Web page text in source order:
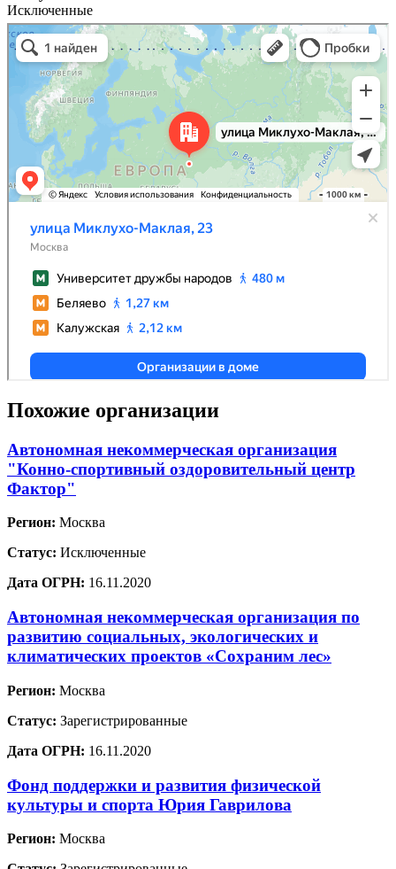
Исключенные
Похожие организации
Автономная некоммерческая организация
"Конно-спортивный оздоровительный центр
Фактор"
Регион: Москва
Статус: Исключенные
Дата ОГРН: 16.11.2020
Автономная некоммерческая организация по
развитию социальных, экологических и
климатических проектов «Сохраним лес»
Регион: Москва
Статус: Зарегистрированные
Дата ОГРН: 16.11.2020
Фонд поддержки и развития физической
культуры и спорта Юрия Гаврилова
Регион: Москва